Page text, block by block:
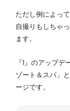
ただし例によっ
自撮りもしちゃ
ます。
『1』のアップ
ゾート＆スパ」
ージです。